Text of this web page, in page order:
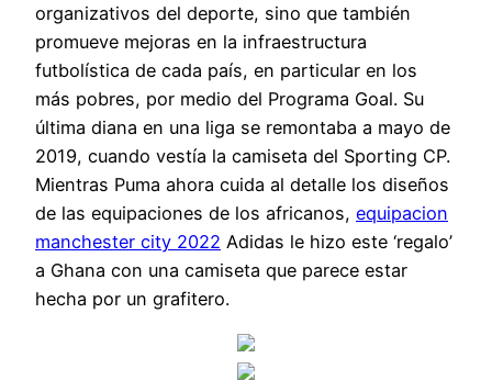
organizativos del deporte, sino que también
promueve mejoras en la infraestructura
futbolística de cada país, en particular en los
más pobres, por medio del Programa Goal. Su
última diana en una liga se remontaba a mayo de
2019, cuando vestía la camiseta del Sporting CP.
Mientras Puma ahora cuida al detalle los diseños
de las equipaciones de los africanos, equipacion
manchester city 2022 Adidas le hizo este ‘regalo’
a Ghana con una camiseta que parece estar
hecha por un grafitero.